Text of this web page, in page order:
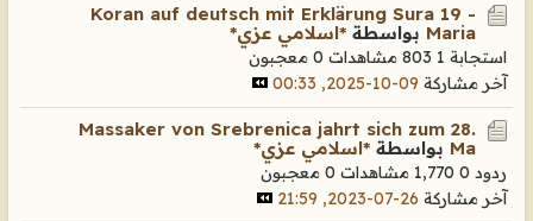
Koran auf deutsch mit Erklärung Sura 19 -
Maria بواسطة *اسلامي عزي*
استجابة 1 803 مشاهدات
0 معجبون
آخر مشاركة 09-10-2025, 00:33
Massaker von Srebrenica jahrt sich zum 28.
Ma بواسطة *اسلامي عزي*
ردود 0 1,770 مشاهدات
0 معجبون
آخر مشاركة 26-07-2023, 21:59